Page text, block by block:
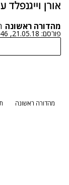
אורן
מהדורה ראשונה
פורסם: 21.05.18, 15:46
מהדורה ראשונה